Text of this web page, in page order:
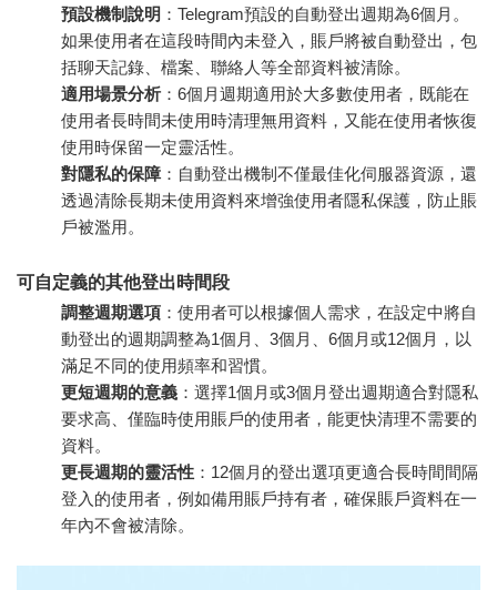
預設機制說明 ：Telegram預設的自動登出週期為6個月。
如果使用者在這段時間內未登入，賬戶將被自動登出，包
括聊天記錄、檔案、聯絡人等全部資料被清除。
適用場景分析 ：6個月週期適用於大多數使用者，既能在
使用者長時間未使用時清理無用資料，又能在使用者恢復
使用時保留一定靈活性。
對隱私的保障 ：自動登出機制不僅最佳化伺服器資源，還
透過清除長期未使用資料來增強使用者隱私保護，防止賬
戶被濫用。
可自定義的其他登出時間段
調整週期選項 ：使用者可以根據個人需求，在設定中將自
動登出的週期調整為1個月、3個月、6個月或12個月，以
滿足不同的使用頻率和習慣。
更短週期的意義 ：選擇1個月或3個月登出週期適合對隱私
要求高、僅臨時使用賬戶的使用者，能更快清理不需要的
資料。
更長週期的靈活性 ：12個月的登出選項更適合長時間間隔
登入的使用者，例如備用賬戶持有者，確保賬戶資料在一
年內不會被清除。